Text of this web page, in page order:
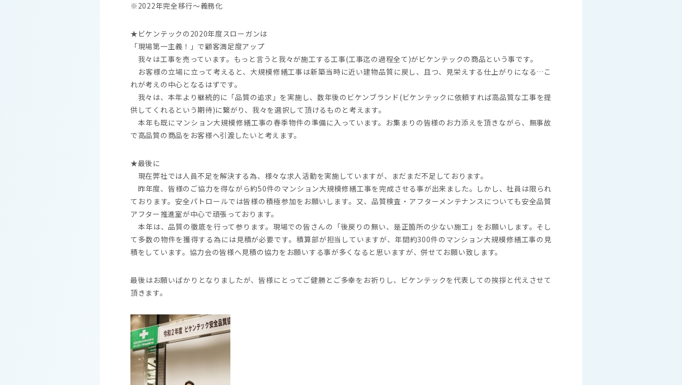
※2022年完全移行～義務化
★ビケンテックの2020年度スローガンは
「現場第一主義！」で顧客満足度アップ
我々は工事を売っています。もっと言うと我々が施工する工事(工事迄の過程全て)がビケンテックの商品という事です。
お客様の立場に立って考えると、大規模修繕工事は新築当時に近い建物品質に戻し、且つ、見栄えする仕上がりになる…こ
れが考えの中心となるはずです。
我々は、本年より継続的に「品質の追求」を実施し、数年後のビケンブランド(ビケンテックに依頼すれば高品質な工事を提
供してくれるという期待)に繋がり、我々を選択して頂けるものと考えます。
本年も既にマンション大規模修繕工事の春季物件の準備に入っています。お集まりの皆様のお力添えを頂きながら、無事故
で高品質の商品をお客様へ引渡したいと考えます。
★最後に
現在弊社では人員不足を解決する為、様々な求人活動を実施していますが、まだまだ不足しております。
昨年度、皆様のご協力を得ながら約50件のマンション大規模修繕工事を完成させる事が出来ました。しかし、社員は限られ
ております。安全パトロールでは皆様の積極参加をお願いします。又、品質検査・アフターメンテナンスについても安全品質
アフター推進室が中心で頑張っております。
本年は、品質の徹底を行って参ります。現場での皆さんの「後戻りの無い、是正箇所の少ない施工」をお願いします。そし
て多数の物件を獲得する為には見積が必要です。積算部が担当していますが、年間約300件のマンション大規模修繕工事の見
積をしています。協力会の皆様へ見積の協力をお願いする事が多くなると思いますが、併せてお願い致します。
最後はお願いばかりとなりましたが、皆様にとってご健勝とご多幸をお祈りし、ビケンテックを代表しての挨拶と代えさせて
頂きます。